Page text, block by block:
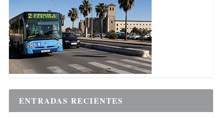
ENTRADAS RECIENTES